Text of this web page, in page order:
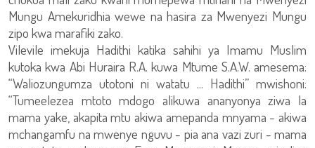
Mungu Amekuridhia wewe na hasira za Mwenyezi Mungu
zipo kwa marafiki zako.
Vilevile imekuja Hadithi katika sahihi ya Imamu Muslim
kutoka kwa Abi Huraira R.A. kuwa Mtume S.A.W. amesema:
“Waliozungumza utotoni ni watatu ... Hadithi” mwishoni:
“Tumeelezea mtoto mdogo alikuwa ananyonya ziwa la
mama yake, akapita mtu akiwa amepanda mnyama - akiwa
mchangamfu na mwenye nguvu - pia ana vazi zuri - mama